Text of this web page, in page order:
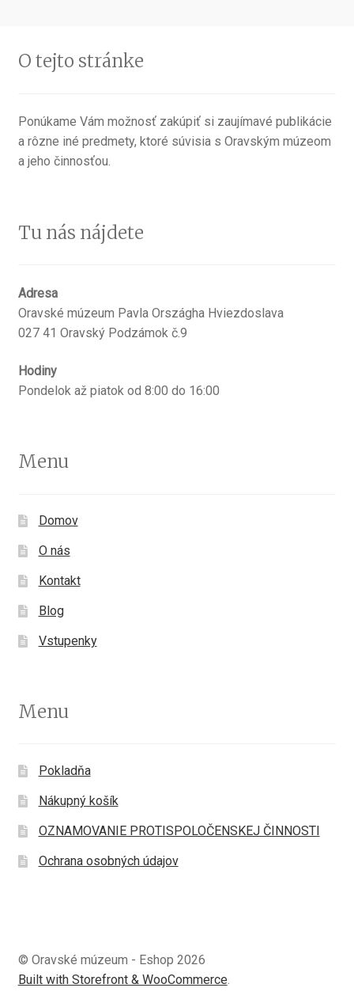
O tejto stránke
Ponúkame Vám možnosť zakúpiť si zaujímavé publikácie
a rôzne iné predmety, ktoré súvisia s Oravským múzeom
a jeho činnosťou.
Tu nás nájdete
Adresa
Oravské múzeum Pavla Országha Hviezdoslava
027 41 Oravský Podzámok č.9
Hodiny
Pondelok až piatok od 8:00 do 16:00
Menu
Domov
O nás
Kontakt
Blog
Vstupenky
Menu
Pokladňa
Nákupný košík
OZNAMOVANIE PROTISPOLOČENSKEJ ČINNOSTI
Ochrana osobných údajov
© Oravské múzeum - Eshop 2026
Built with Storefront & WooCommerce.